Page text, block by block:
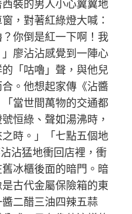
裝的男人小心翼翼地
，對著紅綠燈大喊：
？你倒是紅一下啊！我
廖沾沾感覺到一陣心
「咕嚕」聲，與他兒
。他想起家傳《沾醬
當世間萬物的交通都
恒綠、聲如湯沸時，
時。」「七點五個地
沾猛地衝回店裡，衝
冰櫃後面的暗門。暗
古代金屬保險箱的東
二醋三油四辣五蒜